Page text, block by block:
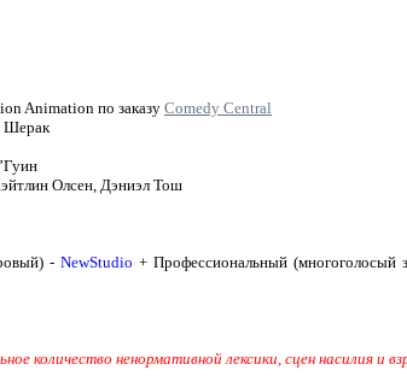
for Speed:
Unleashed
Animation по заказуComedy Central
Шерак
Олсен, Дэниэл Тош
-NewStudio + Профессиональный (многоголосый
количество ненормативной лексики, сцен насилия и